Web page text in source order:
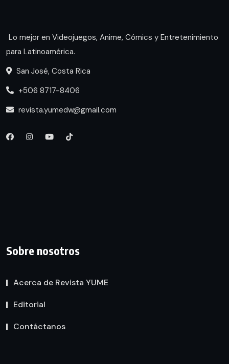
Lo mejor en Videojuegos, Anime, Cómics y Entretenimiento
para Latinoamérica.
San José, Costa Rica
+506 8717-8406
revista.yumedw@gmail.com
Sobre nosotros
Acerca de Revista YUME
Editorial
Contáctanos